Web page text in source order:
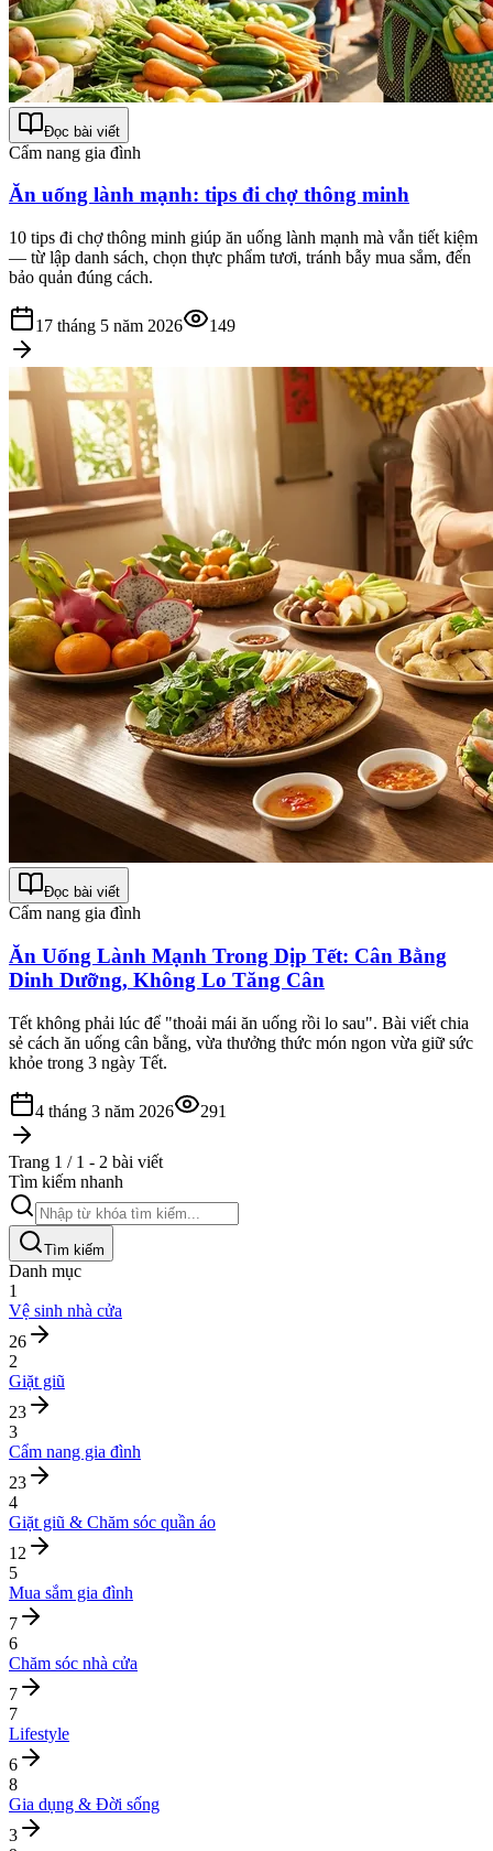
Đọc bài viết
Cẩm nang gia đình
Ăn uống lành mạnh: tips đi chợ thông minh
10 tips đi chợ thông minh giúp ăn uống lành mạnh mà vẫn tiết kiệm
— từ lập danh sách, chọn thực phẩm tươi, tránh bẫy mua sắm, đến
bảo quản đúng cách.
17 tháng 5 năm 2026 149
Đọc bài viết
Cẩm nang gia đình
Ăn Uống Lành Mạnh Trong Dịp Tết: Cân Bằng
Dinh Dưỡng, Không Lo Tăng Cân
Tết không phải lúc để "thoải mái ăn uống rồi lo sau". Bài viết chia
sẻ cách ăn uống cân bằng, vừa thưởng thức món ngon vừa giữ sức
khỏe trong 3 ngày Tết.
4 tháng 3 năm 2026 291
Trang 1 / 1 - 2 bài viết
Tìm kiếm nhanh
Tìm kiếm
Danh mục
1
Vệ sinh nhà cửa
26
2
Giặt giũ
23
3
Cẩm nang gia đình
23
4
Giặt giũ & Chăm sóc quần áo
12
5
Mua sắm gia đình
7
6
Chăm sóc nhà cửa
7
7
Lifestyle
6
8
Gia dụng & Đời sống
3